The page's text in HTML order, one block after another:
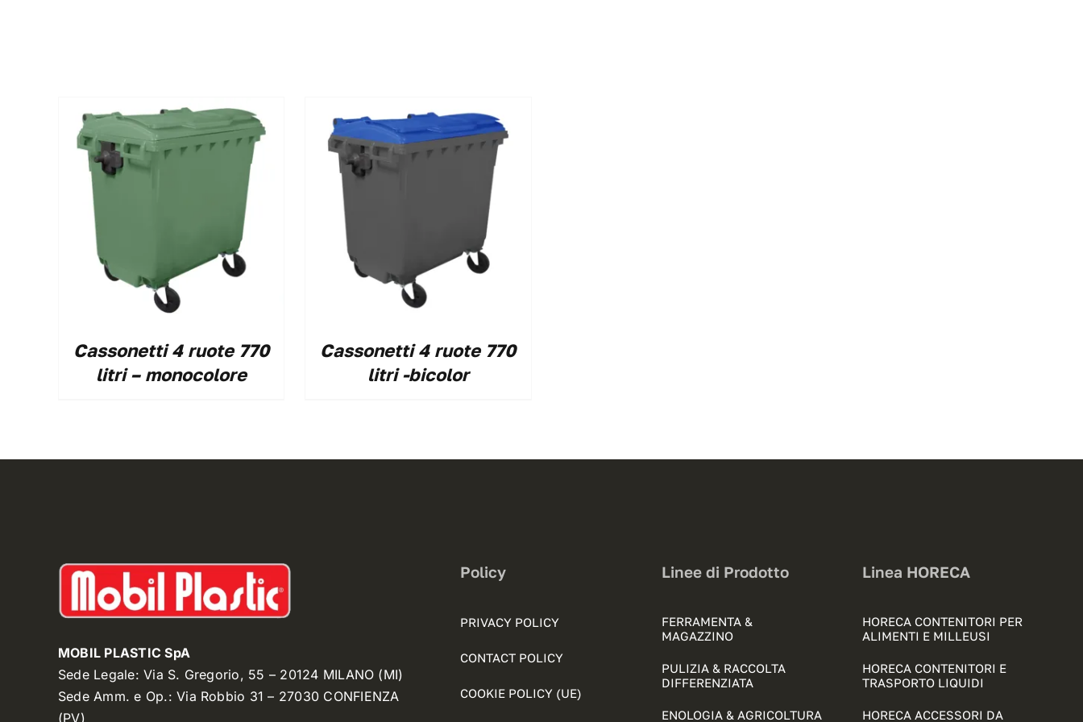
Cassonetti 4 ruote 770
litri – monocolore
Cassonetti 4 ruote 770
litri -bicolor
MOBIL PLASTIC SpA
Sede Legale: Via S. Gregorio, 55 – 20124 MILANO (MI)
Sede Amm. e Op.: Via Robbio 31 – 27030 CONFIENZA
(PV)
Policy
PRIVACY POLICY
CONTACT POLICY
COOKIE POLICY (UE)
Linee di Prodotto
FERRAMENTA &
MAGAZZINO
PULIZIA & RACCOLTA
DIFFERENZIATA
ENOLOGIA & AGRICOLTURA
Linea HORECA
HORECA CONTENITORI PER
ALIMENTI E MILLEUSI
HORECA CONTENITORI E
TRASPORTO LIQUIDI
HORECA ACCESSORI DA